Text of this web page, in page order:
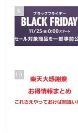
9
10